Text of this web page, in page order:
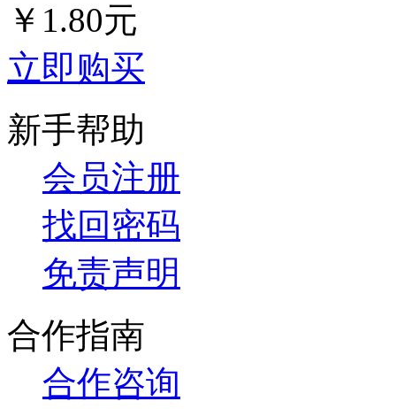
￥1.80元
立即购买
新手帮助
会员注册
找回密码
免责声明
合作指南
合作咨询